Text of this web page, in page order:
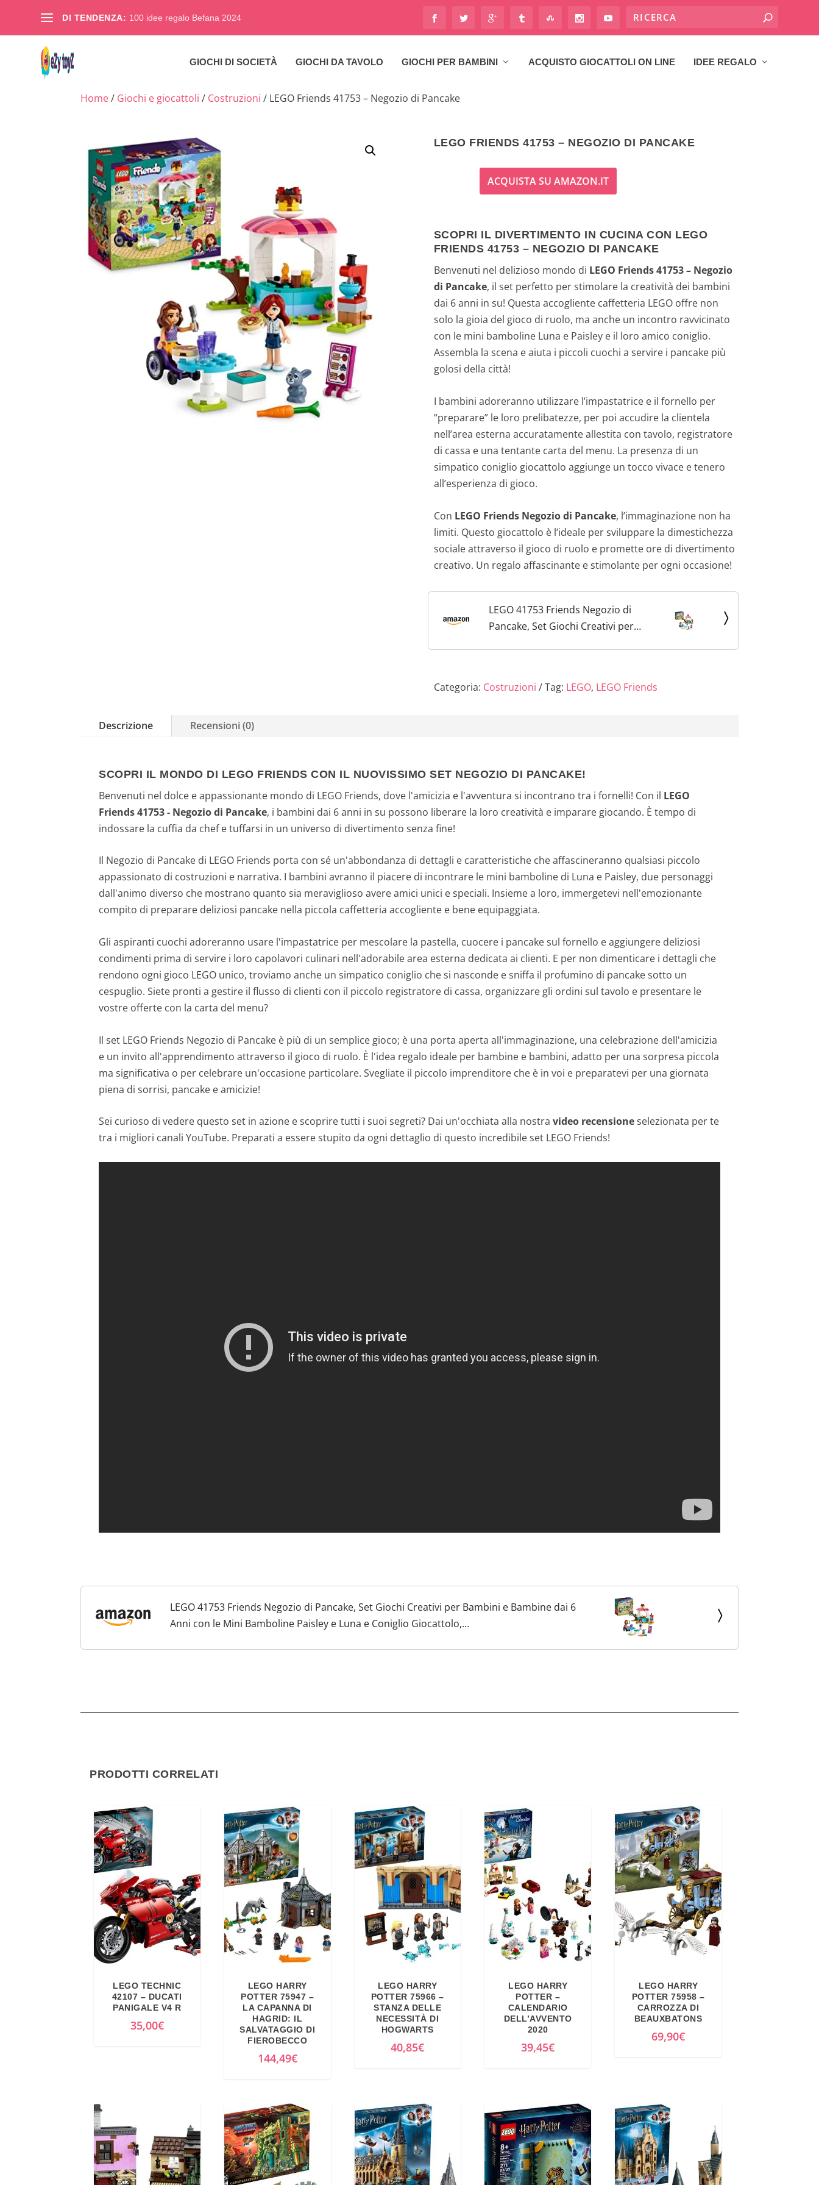
DI TENDENZA: 100 idee regalo Befana 2024
GIOCHI DI SOCIETÀ GIOCHI DA TAVOLO GIOCHI PER BAMBINI ACQUISTO GIOCATTOLI ON LINE IDEE REGALO
Home/ Giochi e giocattoli / Costruzioni / LEGO Friends 41753 – Negozio di Pancake
LEGO FRIENDS 41753 – NEGOZIO DI PANCAKE
ACQUISTA SU AMAZON.IT
SCOPRI IL DIVERTIMENTO IN CUCINA CON LEGO
FRIENDS 41753 – NEGOZIO DI PANCAKE
Benvenuti nel delizioso mondo di LEGO Friends 41753 – Negozio
di Pancake, il set perfetto per stimolare la creatività dei bambini
dai 6 anni in su! Questa accogliente caffetteria LEGO offre non
solo la gioia del gioco di ruolo, ma anche un incontro ravvicinato
con le mini bamboline Luna e Paisley e il loro amico coniglio.
Assembla la scena e aiuta i piccoli cuochi a servire i pancake più
golosi della città!
I bambini adoreranno utilizzare l’impastatrice e il fornello per
“preparare” le loro prelibatezze, per poi accudire la clientela
nell’area esterna accuratamente allestita con tavolo, registratore
di cassa e una tentante carta del menu. La presenza di un
simpatico coniglio giocattolo aggiunge un tocco vivace e tenero
all’esperienza di gioco.
Con LEGO Friends Negozio di Pancake, l’immaginazione non ha
limiti. Questo giocattolo è l’ideale per sviluppare la dimestichezza
sociale attraverso il gioco di ruolo e promette ore di divertimento
creativo. Un regalo affascinante e stimolante per ogni occasione!
LEGO 41753 Friends Negozio di
Pancake, Set Giochi Creativi per
Categoria: Costruzioni Tag: LEGO, LEGO Friends
Descrizione Recensioni (0)
SCOPRI IL MONDO DI LEGO FRIENDS CON IL NUOVISSIMO SET NEGOZIO DI PANCAKE!
Benvenuti nel dolce e appassionante mondo di LEGO Friends, dove l'amicizia e l'avventura si incontrano tra i fornelli! Con il LEGO
Friends 41753 - Negozio di Pancake, i bambini dai 6 anni in su possono liberare la loro creatività e imparare giocando. È tempo di
indossare la cuffia da chef e tuffarsi in un universo di divertimento senza fine!
Il Negozio di Pancake di LEGO Friends porta con sé un'abbondanza di dettagli e caratteristiche che affascineranno qualsiasi piccolo
appassionato di costruzioni e narrativa. I bambini avranno il piacere di incontrare le mini bamboline di Luna e Paisley, due personaggi
dall'animo diverso che mostrano quanto sia meraviglioso avere amici unici e speciali. Insieme a loro, immergetevi nell'emozionante
compito di preparare deliziosi pancake nella piccola caffetteria accogliente e bene equipaggiata.
Gli aspiranti cuochi adoreranno usare l'impastatrice per mescolare la pastella, cuocere i pancake sul fornello e aggiungere deliziosi
condimenti prima di servire i loro capolavori culinari nell'adorabile area esterna dedicata ai clienti. E per non dimenticare i dettagli che
rendono ogni gioco LEGO unico, troviamo anche un simpatico coniglio che si nasconde e sniffa il profumino di pancake sotto un
cespuglio. Siete pronti a gestire il flusso di clienti con il piccolo registratore di cassa, organizzare gli ordini sul tavolo e presentare le
vostre offerte con la carta del menu?
Il set LEGO Friends Negozio di Pancake è più di un semplice gioco; è una porta aperta all'immaginazione, una celebrazione dell'amicizia
e un invito all'apprendimento attraverso il gioco di ruolo. È l'idea regalo ideale per bambine e bambini, adatto per una sorpresa piccola
ma significativa o per celebrare un'occasione particolare. Svegliate il piccolo imprenditore che è in voi e preparatevi per una giornata
piena di sorrisi, pancake e amicizie!
Sei curioso di vedere questo set in azione e scoprire tutti i suoi segreti? Dai un'occhiata alla nostra video recensioneselezionata per te
tra i migliori canali YouTube. Preparati a essere stupito da ogni dettaglio di questo incredibile set LEGO Friends!
LEGO 41753 Friends Negozio di Pancake, Set Giochi Creativi per Bambini e Bambine dai 6
Anni con le Mini Bamboline Paisley e Luna e Coniglio Giocattolo,...
PRODOTTI CORRELATI
LEGO TECHNIC
42107 – DUCATI
PANIGALE V4 R
35,00€
LEGO HARRY
POTTER 75947 –
LA CAPANNA DI
HAGRID: IL
SALVATAGGIO DI
FIEROBECCO
144,49€
LEGO HARRY
POTTER 75966 –
STANZA DELLE
NECESSITÀ DI
HOGWARTS
40,85€
LEGO HARRY
POTTER –
CALENDARIO
DELL’AVVENTO
2020
39,45€
LEGO HARRY
POTTER 75958 –
CARROZZA DI
BEAUXBATONS
69,90€